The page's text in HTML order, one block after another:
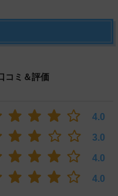
コミ＆評価
4.0
3.0
4.0
4.0